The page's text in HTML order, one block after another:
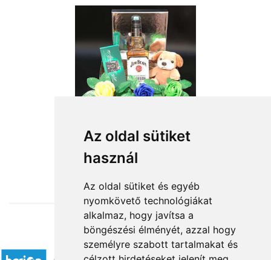
Az oldal sütiket
használ
Az oldal sütiket és egyéb
nyomkövető technológiákat
alkalmaz, hogy javítsa a
böngészési élményét, azzal hogy
személyre szabott tartalmakat és
from HUF21,600
Accepted payment methods